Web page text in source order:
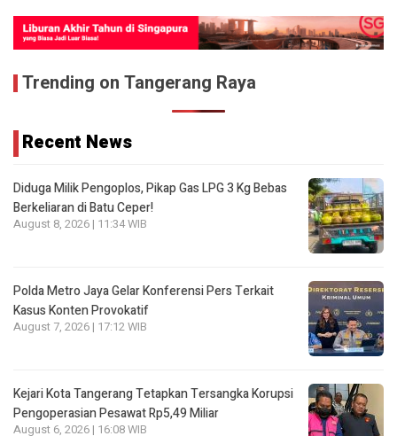
Trending on Tangerang Raya
Recent News
Diduga Milik Pengoplos, Pikap Gas LPG 3 Kg Bebas
Berkeliaran di Batu Ceper!
August 8, 2026 | 11:34 WIB
Polda Metro Jaya Gelar Konferensi Pers Terkait
Kasus Konten Provokatif
August 7, 2026 | 17:12 WIB
Kejari Kota Tangerang Tetapkan Tersangka Korupsi
Pengoperasian Pesawat Rp5,49 Miliar
August 6, 2026 | 16:08 WIB